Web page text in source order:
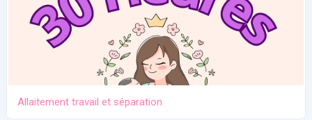
Allaitement travail et séparation